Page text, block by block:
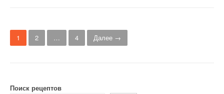
Н
а
и
1 2 … 4 Далее →
Поиск рецептов